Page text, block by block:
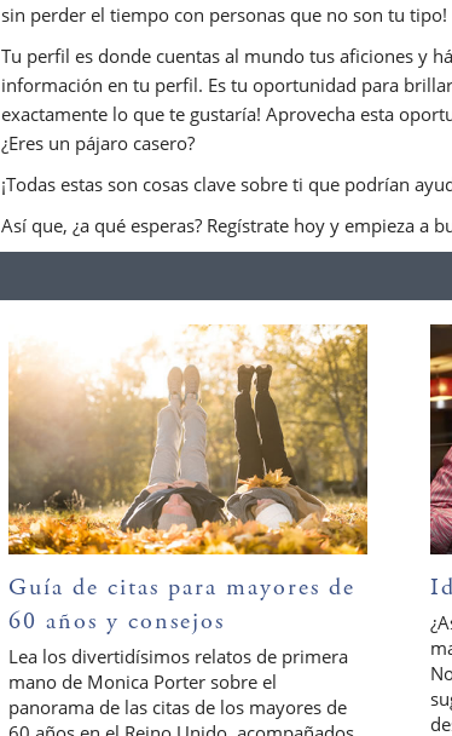
sin perder el tiempo con personas que no son tu tipo!
Tu perfil es donde cuentas al mundo tus aficiones y
información en tu perfil. Es tu oportunidad para
exactamente lo que te gustaría! Aprovecha esta
¿Eres un pájaro casero?
¡Todas estas son cosas clave sobre ti que podrían
Así que, ¿a qué esperas? Regístrate hoy y empieza a
Guía de citas para mayores de
60 años y consejos
Lea los divertidísimos relatos de primera
mano de Monica Porter sobre el
panorama de las citas de los mayores de